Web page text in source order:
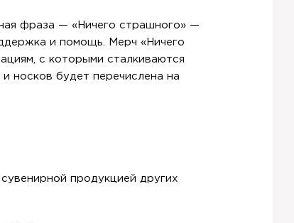
фраза — «Ничего страшного» —
и помощь. Мерч «Ничего
с которыми сталкиваются
носков будет перечислена на
продукцией других